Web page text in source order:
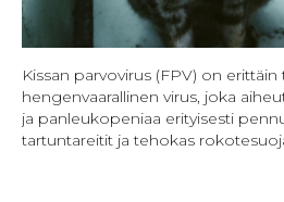
Kissan parvovirus (FPV) on erittäin
hengenvaarallinen virus, joka
ja panleukopeniaa erityisesti
tartuntareitit ja tehokas